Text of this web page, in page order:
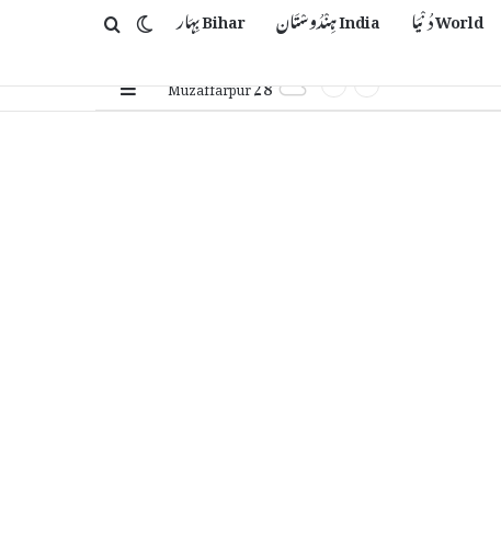
World دُنْیَا India ہِنْدُوسْتَان Bihar بِہَار Switch skin
Muzaffarpur28
Sidebar